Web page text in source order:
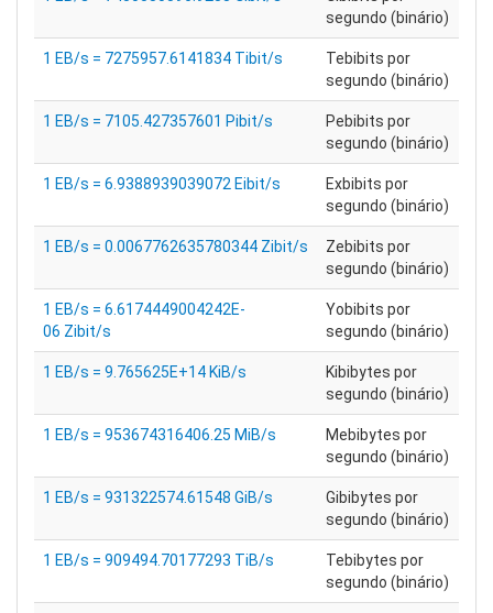
segundo (binário)
1 EB/s = 7275957.6141834 Tibit/s
Tebibits por
segundo (binário)
1 EB/s = 7105.427357601 Pibit/s
Pebibits por
segundo (binário)
1 EB/s = 6.9388939039072 Eibit/s
Exbibits por
segundo (binário)
1 EB/s = 0.0067762635780344 Zibit/s
Zebibits por
segundo (binário)
1 EB/s = 6.6174449004242E-
06 Zibit/s
Yobibits por
segundo (binário)
1 EB/s = 9.765625E+14 KiB/s
Kibibytes por
segundo (binário)
1 EB/s = 953674316406.25 MiB/s
Mebibytes por
segundo (binário)
1 EB/s = 931322574.61548 GiB/s
Gibibytes por
segundo (binário)
1 EB/s = 909494.70177293 TiB/s
Tebibytes por
segundo (binário)